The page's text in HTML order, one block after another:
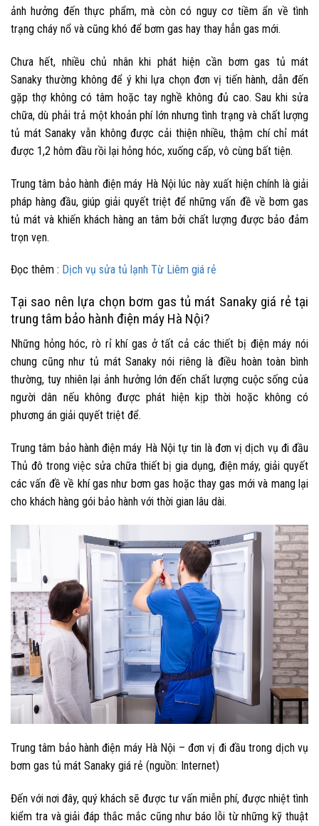
ảnh hưởng đến thực phẩm, mà còn có nguy cơ tiềm ẩn về tình
trạng cháy nổ và cũng khó để bơm gas hay thay hẳn gas mới.
Chưa hết, nhiều chủ nhân khi phát hiện cần bơm gas tủ mát
Sanaky thường không để ý khi lựa chọn đơn vị tiến hành, dẫn đến
gặp thợ không có tâm hoặc tay nghề không đủ cao. Sau khi sửa
chữa, dù phải trả một khoản phí lớn nhưng tình trạng và chất lượng
tủ mát Sanaky vẫn không được cải thiện nhiều, thậm chí chỉ mát
được 1,2 hôm đầu rồi lại hỏng hóc, xuống cấp, vô cùng bất tiện.
Trung tâm bảo hành điện máy Hà Nội lúc này xuất hiện chính là giải
pháp hàng đầu, giúp giải quyết triệt để những vấn đề về bơm gas
tủ mát và khiến khách hàng an tâm bởi chất lượng được bảo đảm
trọn vẹn.
Đọc thêm : Dịch vụ sửa tủ lạnh Từ Liêm giá rẻ
Tại sao nên lựa chọn bơm gas tủ mát Sanaky giá rẻ tại
trung tâm bảo hành điện máy Hà Nội?
Những hỏng hóc, rò rỉ khí gas ở tất cả các thiết bị điện máy nói
chung cũng như tủ mát Sanaky nói riêng là điều hoàn toàn bình
thường, tuy nhiên lại ảnh hưởng lớn đến chất lượng cuộc sống của
người dân nếu không được phát hiện kịp thời hoặc không có
phương án giải quyết triệt để.
Trung tâm bảo hành điện máy Hà Nội tự tin là đơn vị dịch vụ đi đầu
Thủ đô trong việc sửa chữa thiết bị gia dụng, điện máy, giải quyết
các vấn đề về khí gas như bơm gas hoặc thay gas mới và mang lại
cho khách hàng gói bảo hành với thời gian lâu dài.
Trung tâm bảo hành điện máy Hà Nội – đơn vị đi đầu trong dịch vụ
bơm gas tủ mát Sanaky giá rẻ (nguồn: Internet)
Đến với nơi đây, quý khách sẽ được tư vấn miễn phí, được nhiệt tình
kiểm tra và giải đáp thắc mắc cũng như báo lỗi từ những kỹ thuật